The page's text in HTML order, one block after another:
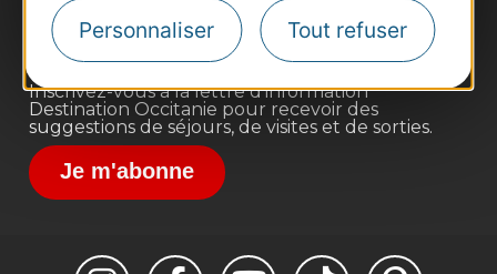
Personnaliser Tout refuser
Voyagistes
Destination Sport
Inscrivez-vous à la lettre d'information
Destination Occitanie pour recevoir des
suggestions de séjours, de visites et de sorties.
Je m'abonne